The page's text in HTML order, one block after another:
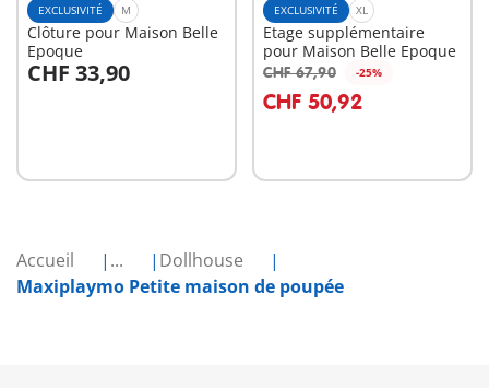
Accueil ...
Dollhouse
Maxiplaymo Petite maison de poupée
EXCLUSIVITÉ M
Clôture pour Maison Belle
Epoque
CHF 33,90
Au panier
EXCLUSIVITÉ XL
Etage supplémentaire
pour Maison Belle Epoque
CHF 67,90 -25%
CHF 50,92
Au panier